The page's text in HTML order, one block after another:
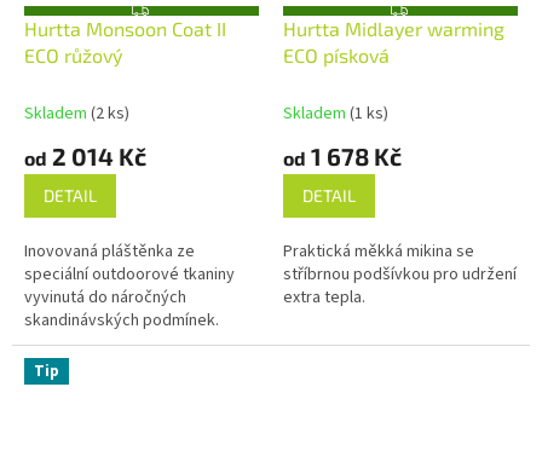
Z
D
Hurtta Monsoon Coat II
ECO růžový
Skladem (2 ks)
od 2 014 Kč
DETAIL
Inovovaná pláštěnka ze
speciální outdoorové tkaniny
vyvinutá do náročných
skandinávských podmínek.
Z
D
Hurtta Midlayer warming
ECO písková
Skladem (1 ks)
od 1 678 Kč
DETAIL
Praktická měkká mikina se
stříbrnou podšívkou pro udržení
extra tepla.
Tip